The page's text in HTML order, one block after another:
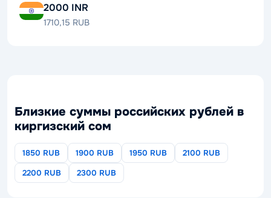
2000 INR
1710,15 RUB
Близкие суммы российских рублей в
киргизский сом
1850 RUB 1900 RUB 1950 RUB
2100 RUB
2200 RUB
2300 RUB